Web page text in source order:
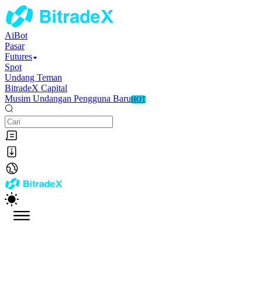
AiBot
Pasar
Futures
Spot
Undang Teman
BitradeX Capital
Musim Undangan Pengguna BaruHOT